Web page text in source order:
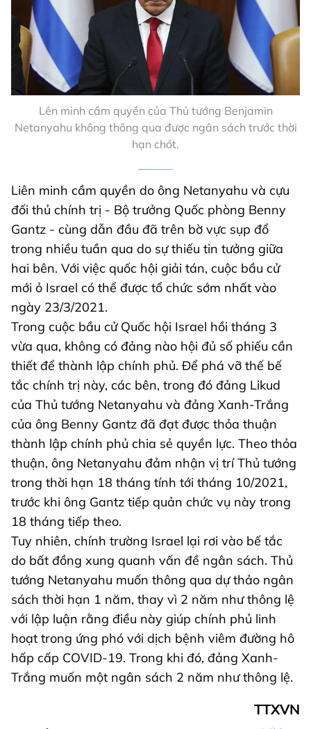
Lên minh cầm quyền của Thủ tướng Benjamin
Netanyahu không thông qua được ngân sách trước thời
hạn chót.
Liên minh cầm quyền do ông Netanyahu và cựu
đối thủ chính trị - Bộ trưởng Quốc phòng Benny
Gantz - cùng dẫn đầu đã trên bờ vực sụp đổ
trong nhiều tuần qua do sự thiếu tin tưởng giữa
hai bên. Với việc quốc hội giải tán, cuộc bầu cử
mới ỏ Israel có thể được tổ chức sớm nhất vào
ngày 23/3/2021.
Trong cuộc bầu cử Quốc hội Israel hồi tháng 3
vừa qua, không có đảng nào hội đủ số phiếu cần
thiết để thành lập chính phủ. Để phá vỡ thế bế
tắc chính trị này, các bên, trong đó đảng Likud
của Thủ tướng Netanyahu và đảng Xanh-Trắng
của ông Benny Gantz đã đạt được thỏa thuận
thành lập chính phủ chia sẻ quyền lực. Theo thỏa
thuận, ông Netanyahu đảm nhận vị trí Thủ tướng
trong thời hạn 18 tháng tính tới tháng 10/2021,
trước khi ông Gantz tiếp quản chức vụ này trong
18 tháng tiếp theo.
Tuy nhiên, chính trường Israel lại rơi vào bế tắc
do bất đồng xung quanh vấn đề ngân sách. Thủ
tướng Netanyahu muốn thông qua dự thảo ngân
sách thời hạn 1 năm, thay vì 2 năm như thông lệ
với lập luận rằng điều này giúp chính phủ linh
hoạt trong ứng phó với dịch bệnh viêm đường hô
hấp cấp COVID-19. Trong khi đó, đảng Xanh-
Trắng muốn một ngân sách 2 năm như thông lệ.
TTXVN